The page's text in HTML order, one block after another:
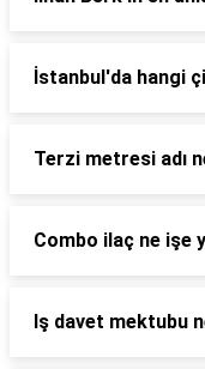
İstanbul'da hangi
Terzi metresi adı
Combo ilaç ne işe
Iş davet mektubu